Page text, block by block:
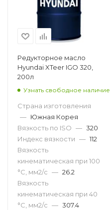
Редукторное масло
Hyundai XTeer IGO 320,
200л
Узнать свободное наличие
Страна изготовления
— Южная Корея
Вязкость по ISO — 320
Индекс вязкости — 112
Вязкость
кинематическая при 100
°С, мм2/с — 26.2
Вязкость
кинематическая при 40
°С, мм2/с — 307.4